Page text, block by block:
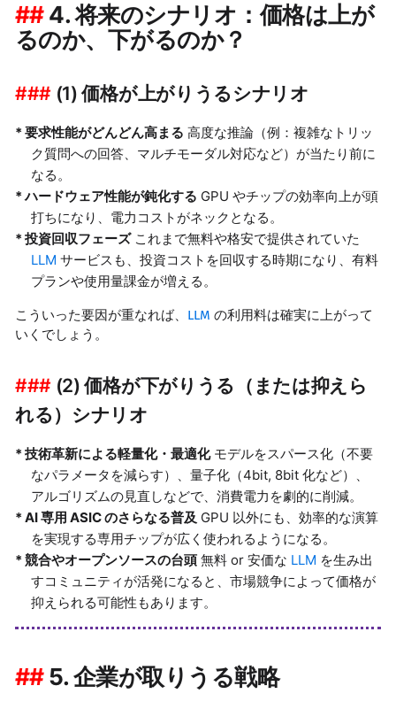
4. 将来のシナリオ：価格は上が
るのか、下がるのか？
(1) 価格が上がりうるシナリオ
要求性能がどんどん高まる 高度な推論（例：複雑なトリッ
ク質問への回答、マルチモーダル対応など）が当たり前に
なる。
ハードウェア性能が鈍化する GPU やチップの効率向上が頭
打ちになり、電力コストがネックとなる。
投資回収フェーズこれまで無料や格安で提供されていた
LLM サービスも、投資コストを回収する時期になり、有料
プランや使用量課金が増える。
こういった要因が重なれば、 LLM の利用料は確実に上がって
いくでしょう。
(2) 価格が下がりうる（または抑えら
れる）シナリオ
技術革新による軽量化・最適化モデルをスパース化（不要
なパラメータを減らす）、量子化（4bit, 8bit 化など）、
アルゴリズムの見直しなどで、消費電力を劇的に削減。
AI 専用 ASIC のさらなる普及 GPU 以外にも、効率的な演算
を実現する専用チップが広く使われるようになる。
競合やオープンソースの台頭 無料 or 安価な LLM を生み出
すコミュニティが活発になると、市場競争によって価格が
抑えられる可能性もあります。
5. 企業が取りうる戦略